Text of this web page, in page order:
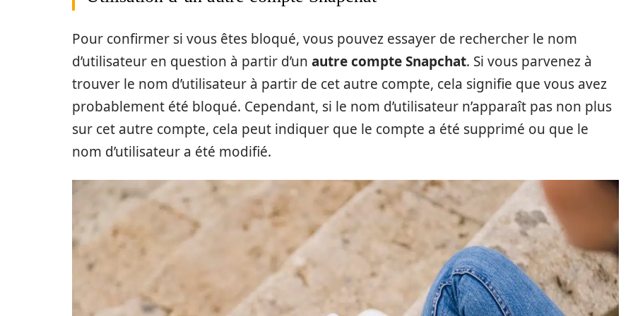
Pour confirmer si vous êtes bloqué, vous pouvez essayer de rechercher le nom
d’utilisateur en question à partir d’un autre compte Snapchat. Si vous parvenez à
trouver le nom d’utilisateur à partir de cet autre compte, cela signifie que vous avez
probablement été bloqué. Cependant, si le nom d’utilisateur n’apparaît pas non plus
sur cet autre compte, cela peut indiquer que le compte a été supprimé ou que le
nom d’utilisateur a été modifié.